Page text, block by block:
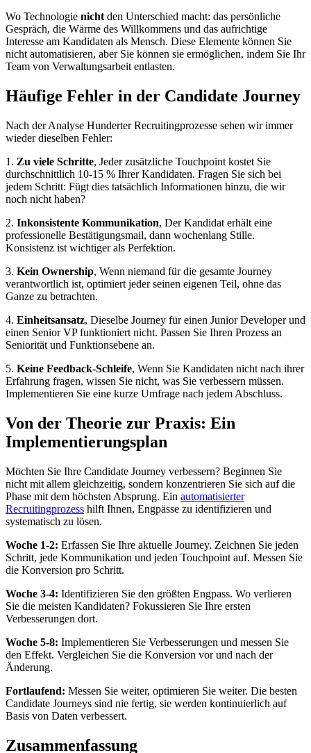
Wo Technologie nicht den Unterschied macht: das persönliche
Gespräch, die Wärme des Willkommens und das aufrichtige
Interesse am Kandidaten als Mensch. Diese Elemente können Sie
nicht automatisieren, aber Sie können sie ermöglichen, indem Sie Ihr
Team von Verwaltungsarbeit entlasten.
Häufige Fehler in der Candidate Journey
Nach der Analyse Hunderter Recruitingprozesse sehen wir immer
wieder dieselben Fehler:
1. Zu viele Schritte, Jeder zusätzliche Touchpoint kostet Sie
durchschnittlich 10-15 % Ihrer Kandidaten. Fragen Sie sich bei
jedem Schritt: Fügt dies tatsächlich Informationen hinzu, die wir
noch nicht haben?
2. Inkonsistente Kommunikation, Der Kandidat erhält eine
professionelle Bestätigungsmail, dann wochenlang Stille.
Konsistenz ist wichtiger als Perfektion.
3. Kein Ownership, Wenn niemand für die gesamte Journey
verantwortlich ist, optimiert jeder seinen eigenen Teil, ohne das
Ganze zu betrachten.
4. Einheitsansatz, Dieselbe Journey für einen Junior Developer und
einen Senior VP funktioniert nicht. Passen Sie Ihren Prozess an
Seniorität und Funktionsebene an.
5. Keine Feedback-Schleife, Wenn Sie Kandidaten nicht nach ihrer
Erfahrung fragen, wissen Sie nicht, was Sie verbessern müssen.
Implementieren Sie eine kurze Umfrage nach jedem Abschluss.
Von der Theorie zur Praxis: Ein
Implementierungsplan
Möchten Sie Ihre Candidate Journey verbessern? Beginnen Sie
nicht mit allem gleichzeitig, sondern konzentrieren Sie sich auf die
Phase mit dem höchsten Absprung. Ein automatisierter
Recruitingprozess hilft Ihnen, Engpässe zu identifizieren und
systematisch zu lösen.
Woche 1-2: Erfassen Sie Ihre aktuelle Journey. Zeichnen Sie jeden
Schritt, jede Kommunikation und jeden Touchpoint auf. Messen Sie
die Konversion pro Schritt.
Woche 3-4: Identifizieren Sie den größten Engpass. Wo verlieren
Sie die meisten Kandidaten? Fokussieren Sie Ihre ersten
Verbesserungen dort.
Woche 5-8: Implementieren Sie Verbesserungen und messen Sie
den Effekt. Vergleichen Sie die Konversion vor und nach der
Änderung.
Fortlaufend: Messen Sie weiter, optimieren Sie weiter. Die besten
Candidate Journeys sind nie fertig, sie werden kontinuierlich auf
Basis von Daten verbessert.
Zusammenfassung